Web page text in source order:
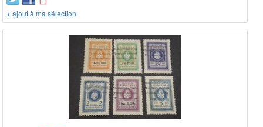
+ ajout à ma sélection